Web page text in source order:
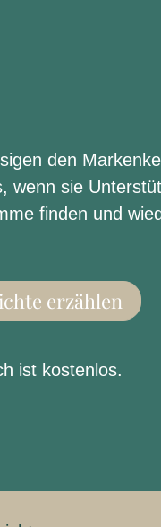
den
sie
finden und
erzählen
ist kostenlos.